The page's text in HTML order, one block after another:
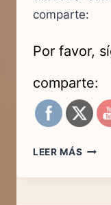
comparte:
Por favor,
comparte:
LEER MÁS
POR